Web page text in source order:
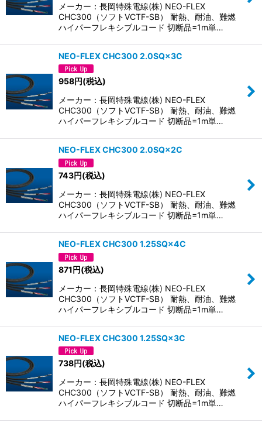
絞り込む
メーカー：長岡特殊電線(株) NEO-FLEX
CHC300（ソフトVCTF-SB） 耐熱、耐油、難燃
ハイパーフレキシブルコード 切断品=1m単…
NEO-FLEX CHC300 2.0SQ×3C
958円(税込)
メーカー：長岡特殊電線(株) NEO-FLEX
CHC300（ソフトVCTF-SB） 耐熱、耐油、難燃
ハイパーフレキシブルコード 切断品=1m単…
NEO-FLEX CHC300 2.0SQ×2C
743円(税込)
メーカー：長岡特殊電線(株) NEO-FLEX
CHC300（ソフトVCTF-SB） 耐熱、耐油、難燃
ハイパーフレキシブルコード 切断品=1m単…
NEO-FLEX CHC300 1.25SQ×4C
871円(税込)
メーカー：長岡特殊電線(株) NEO-FLEX
CHC300（ソフトVCTF-SB） 耐熱、耐油、難燃
ハイパーフレキシブルコード 切断品=1m単…
NEO-FLEX CHC300 1.25SQ×3C
738円(税込)
メーカー：長岡特殊電線(株) NEO-FLEX
CHC300（ソフトVCTF-SB） 耐熱、耐油、難燃
ハイパーフレキシブルコード 切断品=1m単…